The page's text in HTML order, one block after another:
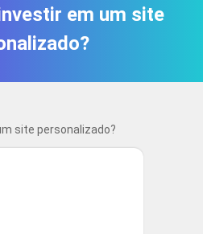
em um site
site personalizado?